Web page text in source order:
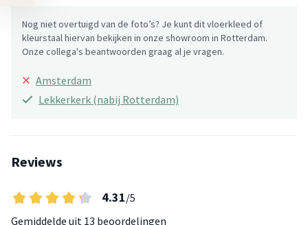
Nog niet overtuigd van de foto’s? Je kunt dit vloerkleed of
kleurstaal hiervan bekijken in onze showroom in Rotterdam.
Onze collega's beantwoorden graag al je vragen.
× Amsterdam
Lekkerkerk (nabij Rotterdam)
Reviews
4.31/5
Gemiddelde uit 13 beoordelingen